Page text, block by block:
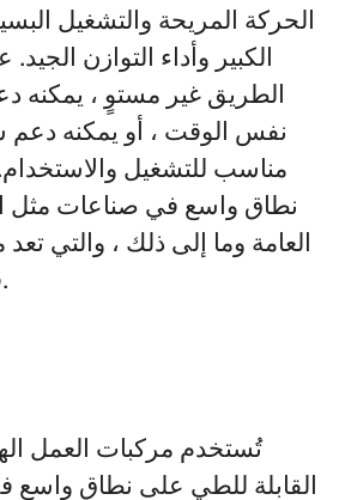
الحركة المريحة والتشغيل
الكبير وأداء التوازن
الطريق غير مستوٍ ، يمكنه
نفس الوقت ، أو يمكنه دعم
مناسب للتشغيل
نطاق واسع في صناعات مثل
العامة وما إلى ذلك ، والتي
في العمل الجوي.
تُستخدم مركبات العمل
القابلة للطي على نطاق واسع